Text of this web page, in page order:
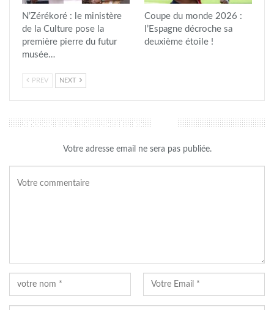
N’Zérékoré : le ministère
de la Culture pose la
première pierre du futur
musée…
Coupe du monde 2026 :
l’Espagne décroche sa
deuxième étoile !
PREV NEXT
LAISSER UN COMMENTAIRE
Votre adresse email ne sera pas publiée.